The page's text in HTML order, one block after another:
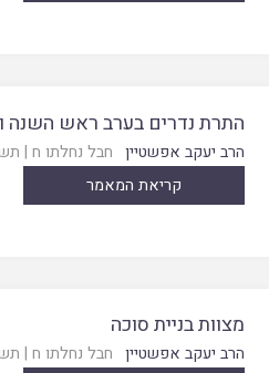
התרת נדרים בערב ראש השנה
הרב יעקב אפשטיין חבל נחלתו ח |
קריאת המאמר
מצוות בניית סוכה
הרב יעקב אפשטיין חבל נחלתו ח |